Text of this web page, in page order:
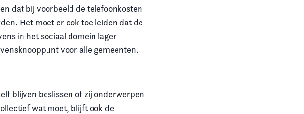
dat bij voorbeeld de telefoonkosten
Het moet er ook toe leiden dat de
in het sociaal domein lager
voor alle gemeenten.
blijven beslissen of zij onderwerpen
wat moet, blijft ook de